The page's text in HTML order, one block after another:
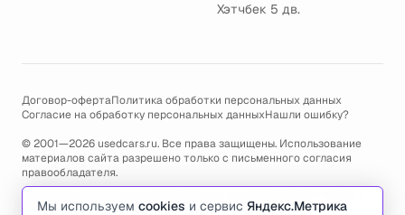
Хэтчбек 5 дв.
Договор-офертаПолитика обработки персональных данных
Согласие на обработку персональных данныхНашли ошибку?
© 2001—2026 usedcars.ru. Все права защищены. Использование
материалов сайта разрешено только с письменного согласия
правообладателя.
Пользуясь сайтом, вы соглашаетесь с использованием cookies и
политикой обработки персональных данных.
Мы используем cookies и сервис Яндекс.Метрика